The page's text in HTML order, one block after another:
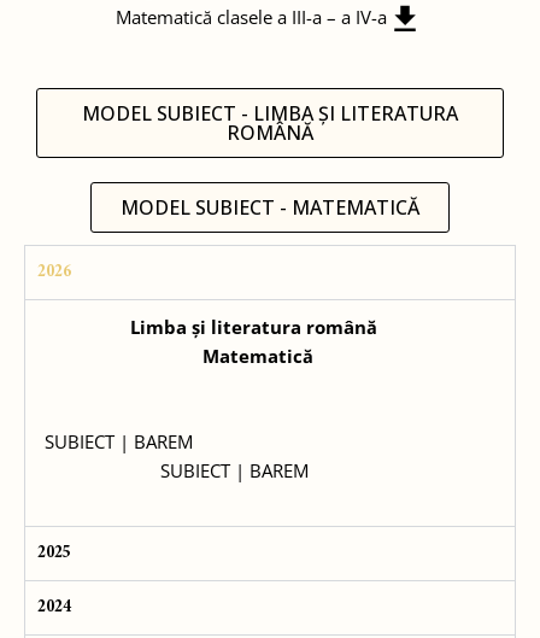
Matematică clasele a III-a – a IV-a
MODEL SUBIECT - LIMBA ȘI LITERATURA
ROMÂNĂ
MODEL SUBIECT - MATEMATICĂ
2026
Limba și literatura română
Matematică
SUBIECT| BAREM
SUBIECT| BAREM
2025
2024